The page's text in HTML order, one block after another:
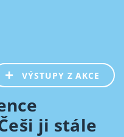
VÝSTUPY Z AKCE
ji stále